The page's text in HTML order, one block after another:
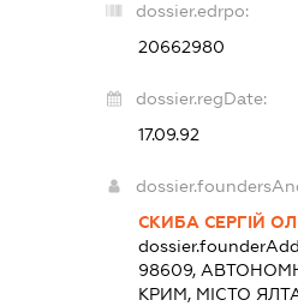
dossier.edrpo:
20662980
dossier.regDate:
17.09.92
СКИБА СЕРГІЙ
98609,
КРИМ, МІСТО